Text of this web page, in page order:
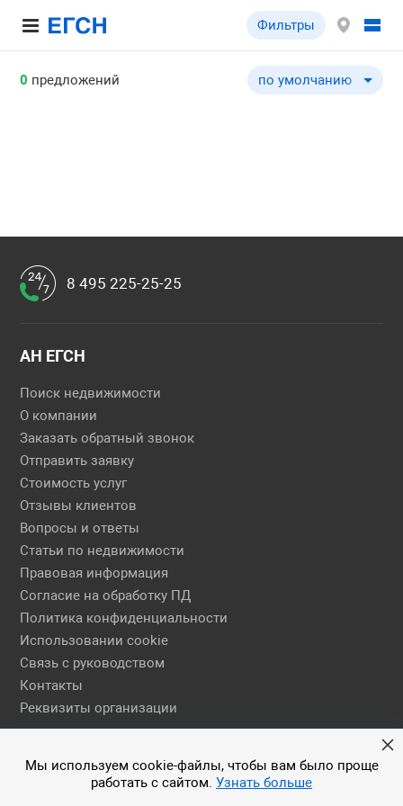
Фильтры
0 предложений по умолчанию
по умолчанию
8 495 225-25-25
АН ЕГСН
Поиск недвижимости
О компании
Заказать обратный звонок
Отправить заявку
Стоимость услуг
Отзывы клиентов
Вопросы и ответы
Статьи по недвижимости
Правовая информация
Согласие на обработку ПД
Политика конфиденциальности
Использовании cookie
Связь с руководством
Контакты
Реквизиты организации
Правовая информация
© 2026 АН ЕГСН
Мы используем cookie-файлы, чтобы вам было проще
работать с сайтом. Узнать больше